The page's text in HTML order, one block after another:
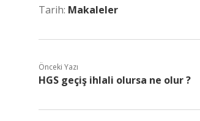
Tarih: Makaleler
Önceki Yazı
HGS geçiş ihlali olursa ne olur ?